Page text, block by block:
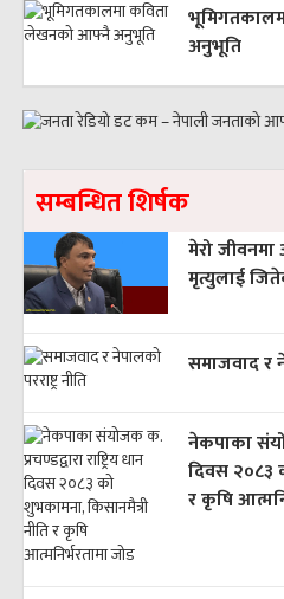
अनुभूति
सम्बन्धित शिर्षक
मेरो
मृत्युलाई
समाजवाद र
नेकपाका
दिवस २०८३
र कृषि